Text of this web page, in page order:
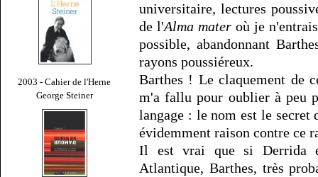
2003 - Cahier de l'Herne
George Steiner
universitaire, lectures
de l'Alma mater où je
possible, abandonnant
rayons poussiéreux.
Barthes ! Le claquement de
m'a fallu pour oublier à peu
langage : le nom est le secret
évidemment raison contre ce
Il est vrai que si Derrida
Atlantique, Barthes, très